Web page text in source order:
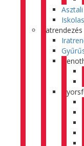
Iratrendezés